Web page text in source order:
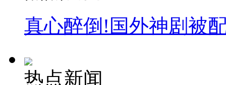
真心醉倒!国外神剧被
热点新闻